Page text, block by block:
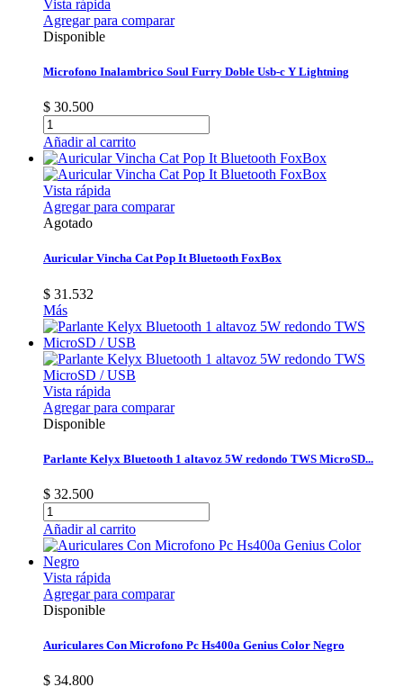
Vista rápida
Agregar para comparar
Disponible
Microfono Inalambrico Soul Furry Doble Usb-c Y Lightning
$ 30.500
Añadir al carrito
Vista rápida
Agregar para comparar
Agotado
Auricular Vincha Cat Pop It Bluetooth FoxBox
$ 31.532
Más
Vista rápida
Agregar para comparar
Disponible
Parlante Kelyx Bluetooth 1 altavoz 5W redondo TWS MicroSD...
$ 32.500
Añadir al carrito
Vista rápida
Agregar para comparar
Disponible
Auriculares Con Microfono Pc Hs400a Genius Color Negro
$ 34.800